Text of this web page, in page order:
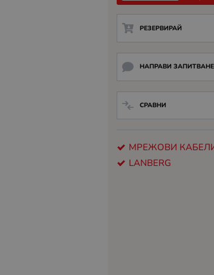
РЕЗЕРВИРАЙ
НАПРАВИ ЗАПИТВАНЕ
СРАВНИ
МРЕЖОВИ
LANBERG